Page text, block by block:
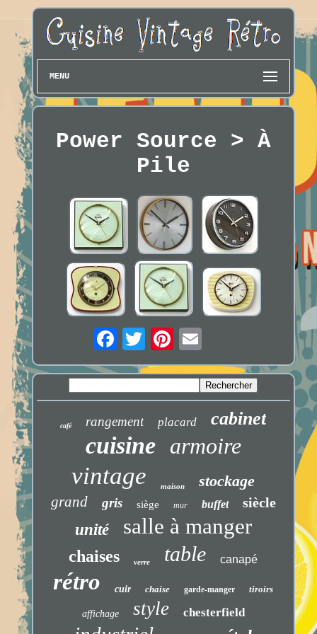
MENU
Power Source > À
Pile
café rangement placard cabinet
cuisine armoire
vintage maison stockage
grand gris siège mur buffet siècle
unité salle à manger
chaises verre table canapé
rétro cuir chaise garde-manger tiroirs
affichage style chesterfield